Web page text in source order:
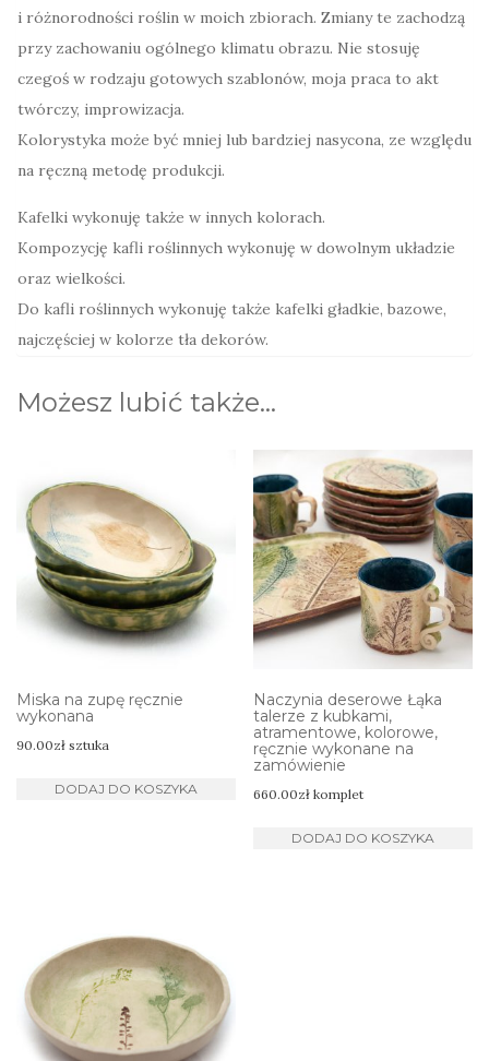
i różnorodności roślin w moich zbiorach. Zmiany te zachodzą
przy zachowaniu ogólnego klimatu obrazu. Nie stosuję
czegoś w rodzaju gotowych szablonów, moja praca to akt
twórczy, improwizacja.
Kolorystyka może być mniej lub bardziej nasycona, ze względu
na ręczną metodę produkcji.
Kafelki wykonuję także w innych kolorach.
Kompozycję kafli roślinnych wykonuję w dowolnym układzie
oraz wielkości.
Do kafli roślinnych wykonuję także kafelki gładkie, bazowe,
najczęściej w kolorze tła dekorów.
Możesz lubić także…
Miska na zupę ręcznie
wykonana
90.00zł sztuka
DODAJ DO KOSZYKA
Naczynia deserowe Łąka
talerze z kubkami,
atramentowe, kolorowe,
ręcznie wykonane na
zamówienie
660.00zł komplet
DODAJ DO KOSZYKA